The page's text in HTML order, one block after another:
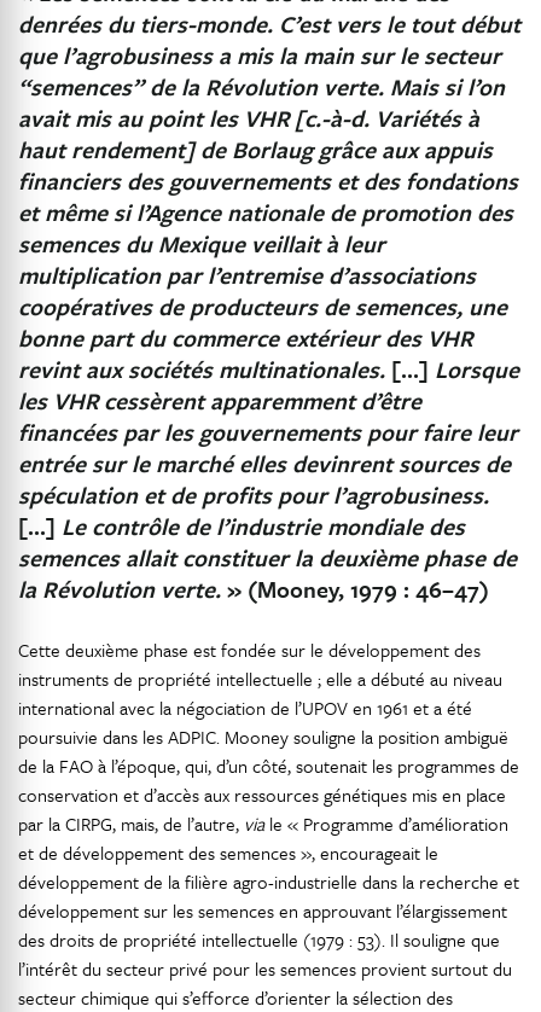
denrées du tiers-monde. C’est vers le tout début
que l’agrobusiness a mis la main sur le secteur
“semences” de la Révolution verte. Mais si l’on
avait mis au point les VHR [c.-à-d. Variétés à
haut rendement] de Borlaug grâce aux appuis
financiers des gouvernements et des fondations
et même si l’Agence nationale de promotion des
semences du Mexique veillait à leur
multiplication par l’entremise d’associations
coopératives de producteurs de semences, une
bonne part du commerce extérieur des VHR
revint aux sociétés multinationales. […] Lorsque
les VHR cessèrent apparemment d’être
financées par les gouvernements pour faire leur
entrée sur le marché elles devinrent sources de
spéculation et de profits pour l’agrobusiness.
[…] Le contrôle de l’industrie mondiale des
semences allait constituer la deuxième phase de
la Révolution verte.» (Mooney, 1979 : 46–47)
Cette deuxième phase est fondée sur le développement des
instruments de propriété intellectuelle ; elle a débuté au niveau
international avec la négociation de l’UPOV en 1961 et a été
poursuivie dans les ADPIC. Mooney souligne la position ambiguë
de la FAO à l’époque, qui, d’un côté, soutenait les programmes de
conservation et d’accès aux ressources génétiques mis en place
par la CIRPG, mais, de l’autre, viale « Programme d’amélioration
et de développement des semences », encourageait le
développement de la filière agro-industrielle dans la recherche et
développement sur les semences en approuvant l’élargissement
des droits de propriété intellectuelle (1979 : 53). Il souligne que
l’intérêt du secteur privé pour les semences provient surtout du
secteur chimique qui s’efforce d’orienter la sélection des